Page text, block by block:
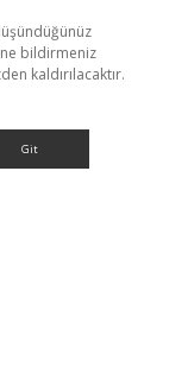
bildirmeniz
kaldırılacaktır.